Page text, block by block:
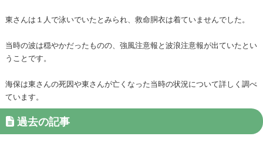
東さんは１人で泳いでいたとみられ、救命胴衣は着ていませんでした。
当時の波は穏やかだったものの、強風注意報と波浪注意報が出ていたとい
うことです。
海保は東さんの死因や東さんが亡くなった当時の状況について詳しく調べ
ています。
過去の記事